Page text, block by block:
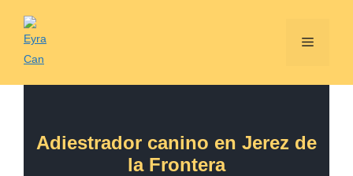
Adiestrador canino en Jerez de
la Frontera